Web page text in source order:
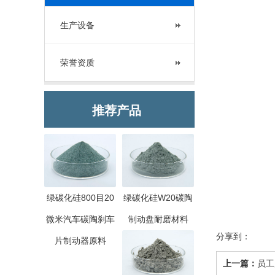
生产设备
荣誉资质
推荐产品
绿碳化硅800目20
微米汽车碳陶刹车
片制动器原料
绿碳化硅W20碳陶
制动盘耐磨材料
分享到：
上一篇： 员